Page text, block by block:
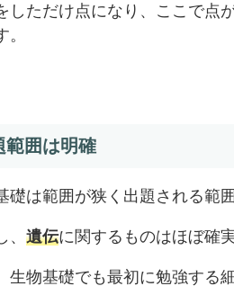
しただけ点になり、ここで点
。
範囲は明確
礎は範囲が狭く出題される範
、 遺伝に関するものはほぼ確
生物基礎でも最初に勉強する